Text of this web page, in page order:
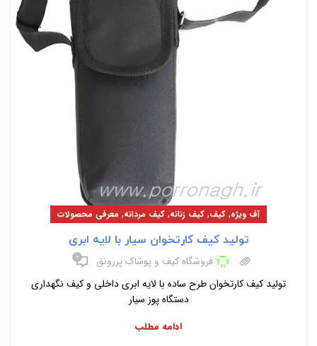
آف ویژه, کیف, کیف زنانه, کیف مردانه, معرفی محصولات
تولید کیف کارتخوان سیار با لایه ابری
فروشگاه کیف و پوشاک پررونق ۰
تولید کیف کارتخوان طرح ساده با لایه ابری داخلی و کیف نگهداری
دستگاه پوز سیار
ادامه مطلب